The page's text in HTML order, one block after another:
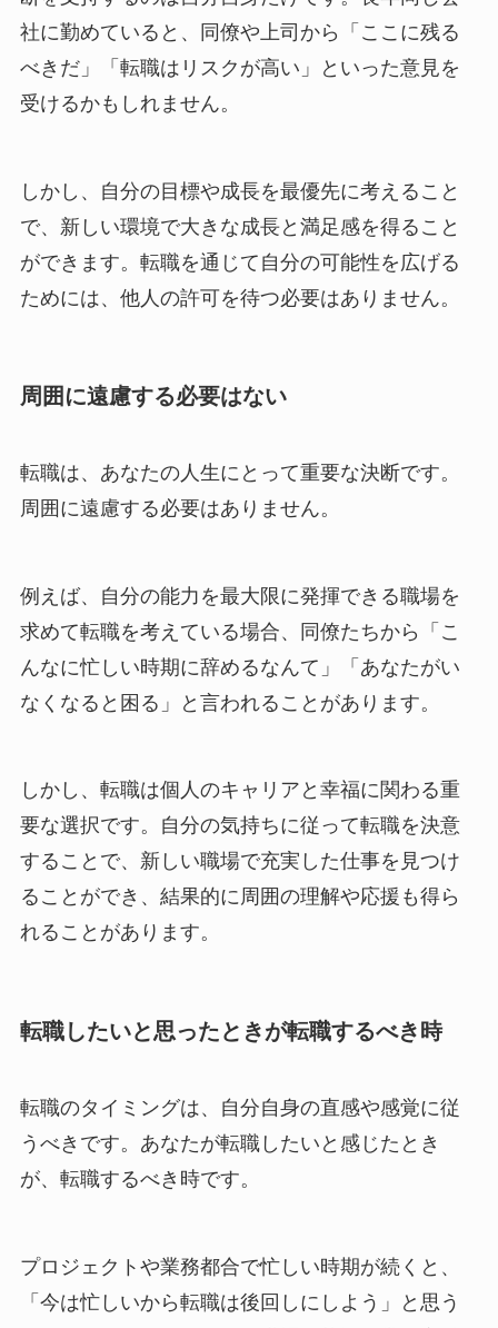
社に勤めていると、同僚や上司から「ここに残る
べきだ」「転職はリスクが高い」といった意見を
受けるかもしれません。
しかし、自分の目標や成長を最優先に考えること
で、新しい環境で大きな成長と満足感を得ること
ができます。転職を通じて自分の可能性を広げる
ためには、他人の許可を待つ必要はありません。
周囲に遠慮する必要はない
転職は、あなたの人生にとって重要な決断です。
周囲に遠慮する必要はありません。
例えば、自分の能力を最大限に発揮できる職場を
求めて転職を考えている場合、同僚たちから「こ
んなに忙しい時期に辞めるなんて」「あなたがい
なくなると困る」と言われることがあります。
しかし、転職は個人のキャリアと幸福に関わる重
要な選択です。自分の気持ちに従って転職を決意
することで、新しい職場で充実した仕事を見つけ
ることができ、結果的に周囲の理解や応援も得ら
れることがあります。
転職したいと思ったときが転職するべき時
転職のタイミングは、自分自身の直感や感覚に従
うべきです。あなたが転職したいと感じたとき
が、転職するべき時です。
プロジェクトや業務都合で忙しい時期が続くと、
「今は忙しいから転職は後回しにしよう」と思う